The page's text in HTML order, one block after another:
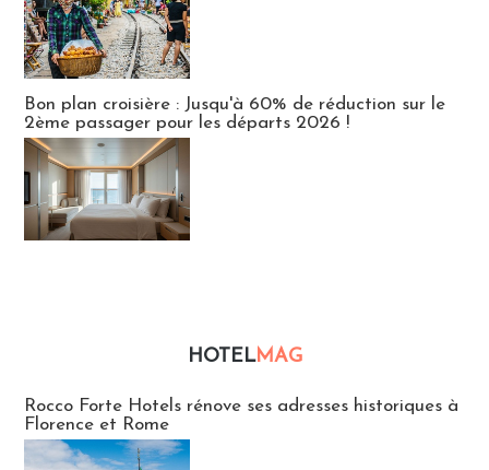
Bon plan croisière : Jusqu'à 60% de réduction sur le
2ème passager pour les départs 2026 !
HOTELMAG
Rocco Forte Hotels rénove ses adresses historiques à
Florence et Rome